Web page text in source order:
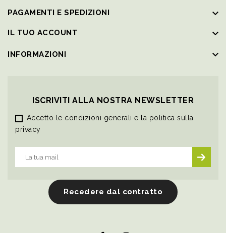
PAGAMENTI E SPEDIZIONI keyboard_arrow_down
IL TUO ACCOUNT keyboard_arrow_down
INFORMAZIONI keyboard_arrow_down
ISCRIVITI ALLA NOSTRA NEWSLETTER
Accetto le condizioni generali e la politica sulla
privacy
Recedere dal contratto